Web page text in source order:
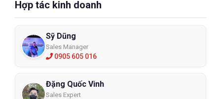
Hợp tác kinh doanh
Sỹ Dũng
Sales Manager
0905 605 016
Đặng Quốc Vinh
Sales Expert